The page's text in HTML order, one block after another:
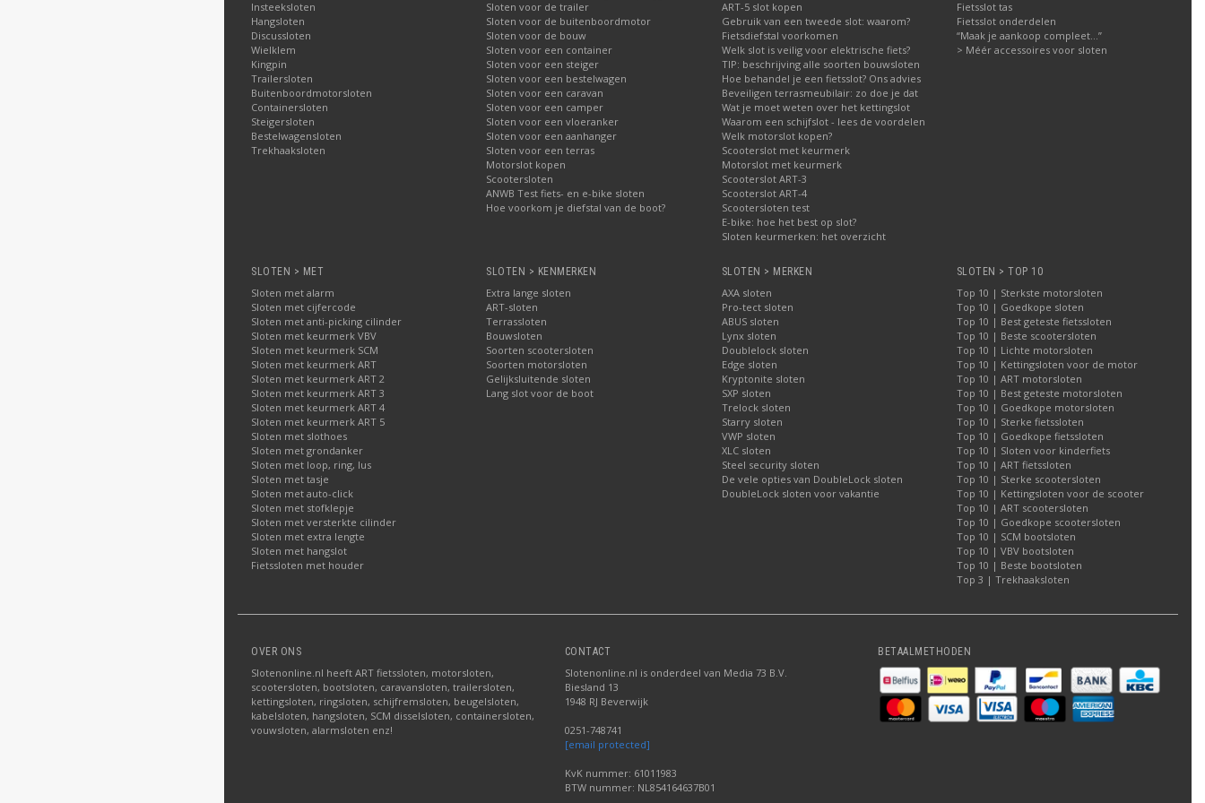
Insteeksloten
Hangsloten
Discussloten
Wielklem
Kingpin
Trailersloten
Buitenboordmotorsloten
Containersloten
Steigersloten
Bestelwagensloten
Trekhaaksloten
Sloten voor de trailer
Sloten voor de buitenboordmotor
Sloten voor de bouw
Sloten voor een container
Sloten voor een steiger
Sloten voor een bestelwagen
Sloten voor een caravan
Sloten voor een camper
Sloten voor een vloeranker
Sloten voor een aanhanger
Sloten voor een terras
Motorslot kopen
Scootersloten
ANWB Test fiets- en e-bike sloten
Hoe voorkom je diefstal van de boot?
ART-5 slot kopen
Gebruik van een tweede slot: waarom?
Fietsdiefstal voorkomen
Welk slot is veilig voor elektrische fiets?
TIP: beschrijving alle soorten bouwsloten
Hoe behandel je een fietsslot? Ons advies
Beveiligen terrasmeubilair: zo doe je dat
Wat je moet weten over het kettingslot
Waarom een schijfslot - lees de voordelen
Welk motorslot kopen?
Scooterslot met keurmerk
Motorslot met keurmerk
Scooterslot ART-3
Scooterslot ART-4
Scootersloten test
E-bike: hoe het best op slot?
Sloten keurmerken: het overzicht
Fietsslot tas
Fietsslot onderdelen
“Maak je aankoop compleet…”
> Méér accessoires voor sloten
SLOTEN > MET
Sloten met alarm
Sloten met cijfercode
Sloten met anti-picking cilinder
Sloten met keurmerk VBV
Sloten met keurmerk SCM
Sloten met keurmerk ART
Sloten met keurmerk ART 2
Sloten met keurmerk ART 3
Sloten met keurmerk ART 4
Sloten met keurmerk ART 5
Sloten met slothoes
Sloten met grondanker
Sloten met loop, ring, lus
Sloten met tasje
Sloten met auto-click
Sloten met stofklepje
Sloten met versterkte cilinder
Sloten met extra lengte
Sloten met hangslot
Fietssloten met houder
SLOTEN > KENMERKEN
Extra lange sloten
ART-sloten
Terrassloten
Bouwsloten
Soorten scootersloten
Soorten motorsloten
Gelijksluitende sloten
Lang slot voor de boot
SLOTEN > MERKEN
AXA sloten
Pro-tect sloten
ABUS sloten
Lynx sloten
Doublelock sloten
Edge sloten
Kryptonite sloten
SXP sloten
Trelock sloten
Starry sloten
VWP sloten
XLC sloten
Steel security sloten
De vele opties van DoubleLock sloten
DoubleLock sloten voor vakantie
SLOTEN > TOP 10
Top 10 | Sterkste motorsloten
Top 10 | Goedkope sloten
Top 10 | Best geteste fietssloten
Top 10 | Beste scootersloten
Top 10 | Lichte motorsloten
Top 10 | Kettingsloten voor de motor
Top 10 | ART motorsloten
Top 10 | Best geteste motorsloten
Top 10 | Goedkope motorsloten
Top 10 | Sterke fietssloten
Top 10 | Goedkope fietssloten
Top 10 | Sloten voor kinderfiets
Top 10 | ART fietssloten
Top 10 | Sterke scootersloten
Top 10 | Kettingsloten voor de scooter
Top 10 | ART scootersloten
Top 10 | Goedkope scootersloten
Top 10 | SCM bootsloten
Top 10 | VBV bootsloten
Top 10 | Beste bootsloten
Top 3 | Trekhaaksloten
OVER ONS
Slotenonline.nl heeft ART fietssloten, motorsloten,
scootersloten, bootsloten, caravansloten, trailersloten,
kettingsloten, ringsloten, schijfremsloten, beugelsloten,
kabelsloten, hangsloten, SCM disselsloten, containersloten,
vouwsloten, alarmsloten enz!
CONTACT
Slotenonline.nl is onderdeel van Media 73 B.V.
Biesland 13
1948 RJ Beverwijk
0251-748741
[email protected]
KvK nummer: 61011983
BTW nummer: NL854164637B01
BETAALMETHODEN